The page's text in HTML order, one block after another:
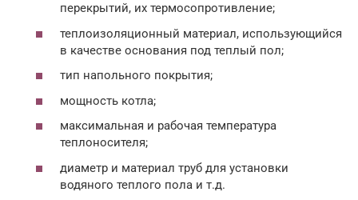
перекрытий, их термосопротивление;
теплоизоляционный материал, использующийся
в качестве основания под теплый пол;
тип напольного покрытия;
мощность котла;
максимальная и рабочая температура
теплоносителя;
диаметр и материал труб для установки
водяного теплого пола и т.д.